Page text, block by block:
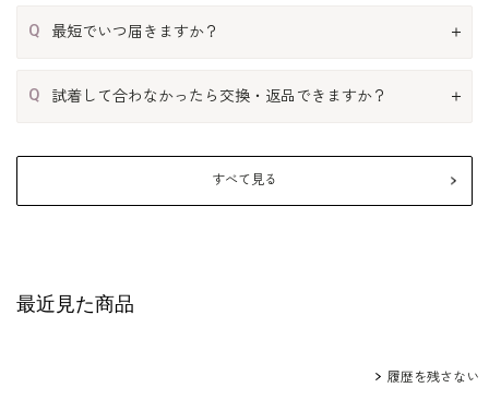
Q 最短でいつ届きますか？
Q 試着して合わなかったら交換・返品できますか？
すべて見る
最近見た商品
履歴を残さない